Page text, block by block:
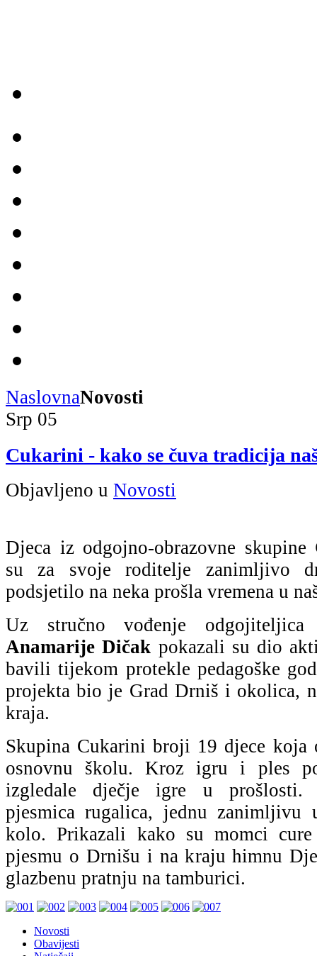
NaslovnaNovosti
Srp 05
Cukarini - kako se čuva tradicija
Objavljeno u Novosti
Djeca iz odgojno-obrazovne skupine
su za svoje roditelje zanimljivo
podsjetilo na neka prošla vremena u
Uz stručno vođenje odgojiteljica
Anamarije Dičak pokazali su dio
bavili tijekom protekle pedagoške
projekta bio je Grad Drniš i okolica,
kraja.
Skupina Cukarini broji 19 djece koja
osnovnu školu. Kroz igru i ples
izgledale dječje igre u prošlosti.
pjesmica rugalica, jednu zanimljivu
kolo. Prikazali kako su momci
pjesmu o Drnišu i na kraju himnu
glazbenu pratnju na tamburici.
Novosti
Obavijesti